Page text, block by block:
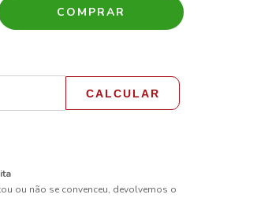
CALCULAR
ou não se convenceu, devolvemos o